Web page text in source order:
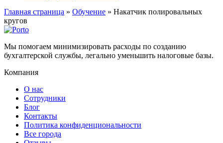
Главная страница » Обучение » Накатчик полировальных
кругов
Мы помогаем минимизировать расходы по созданию
бухгалтерской службы, легально уменьшить налоговые базы.
Компания
О нас
Сотрудники
Блог
Контакты
Политика конфиденциональности
Все города